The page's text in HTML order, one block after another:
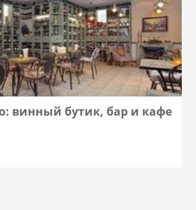
винный бутик, бар и кафе